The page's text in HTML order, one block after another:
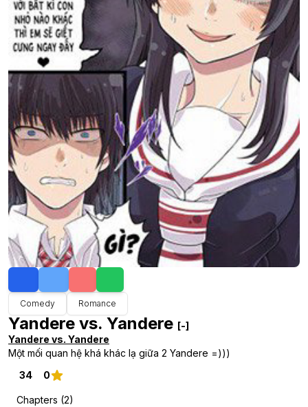
Comedy Romance
Yandere vs. Yandere [-]
Yandere vs. Yandere
Một mối quan hệ khá khác lạ giữa 2 Yandere =)))
34
0
Chapters (2)